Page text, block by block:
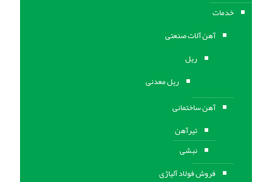
خدمات
آهن آلات صنعتی
ریل
ریل معدنی
آهن ساختمانی
تیرآهن
نبشی
فروش فولاد آلیاژی